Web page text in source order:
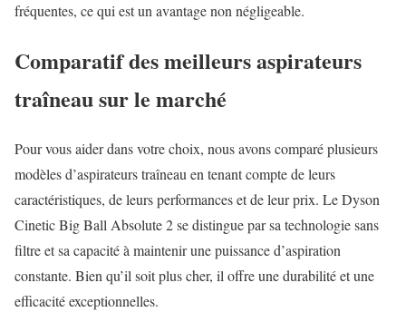
fréquentes, ce qui est un avantage non négligeable.
Comparatif des meilleurs aspirateurs
traîneau sur le marché
Pour vous aider dans votre choix, nous avons comparé plusieurs
modèles d’aspirateurs traîneau en tenant compte de leurs
caractéristiques, de leurs performances et de leur prix. Le Dyson
Cinetic Big Ball Absolute 2 se distingue par sa technologie sans
filtre et sa capacité à maintenir une puissance d’aspiration
constante. Bien qu’il soit plus cher, il offre une durabilité et une
efficacité exceptionnelles.